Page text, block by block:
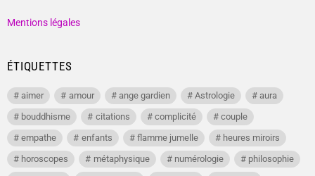
Mentions légales
ÉTIQUETTES
aimer amour ange gardien Astrologie
aura
bouddhisme
citations complicité
couple
empathe
enfants flamme jumelle
heures miroirs
horoscopes
métaphysique numérologie
philosophie